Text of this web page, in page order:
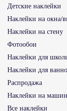
Детские наклейки
Наклейки на окна/
Наклейки на стену
Фотообои
Наклейки для
Наклейки для
Распродажа
Наклейки на
Все наклейки